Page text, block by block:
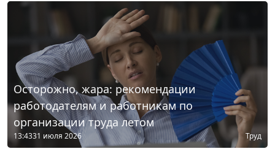
Осторожно, жара: рекомендации
работодателям и работникам по
организации труда летом
13:4331 июля 2026 Труд